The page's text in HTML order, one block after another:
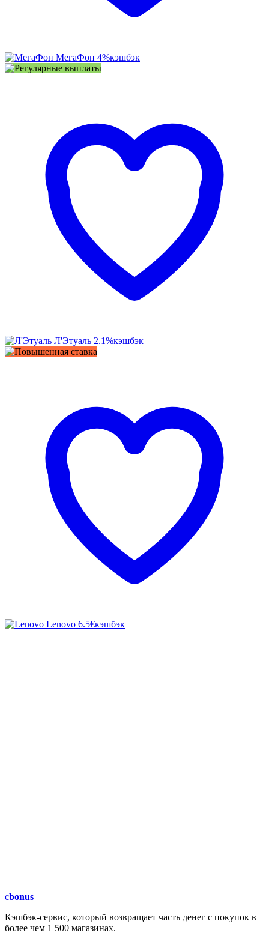
МегаФон 4%кэшбэк
Л'Этуаль 2.1%кэшбэк
Lenovo 6.5€кэшбэк
cbonus
Кэшбэк-сервис, который возвращает часть денег с покупок в
более чем 1 500 магазинах.